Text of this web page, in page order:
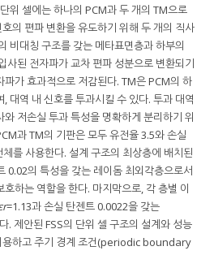
위 셀에는 하나의 PCM과 두 개의 TM으로
의 편파 변환을 유도하기 위해 두 개의 직사
비대칭 구조를 갖는 메타표면층과 하부의
사된 전자파가 교차 편파 성분으로 변환되기
가 효과적으로 저감된다. TM은 PCM의 하
대역 내 신호를 투과시킬 수 있다. 투과 대역
저손실 투과 특성을 명확하게 분리하기 위
과 TM의 기판은 모두 유전율 3.5와 손실
를 사용한다. 설계 구조의 최상층에 배치된
0.02의 특성을 갖는 레이돔 최외각층으로서
하는 역할을 한다. 마지막으로, 각 층별 이
=1.13과 손실 탄젠트 0.0022을 갖는
제안된 FSS의 단위 셀 구조의 설계와 성능
하고 주기 경계 조건(periodic boundary